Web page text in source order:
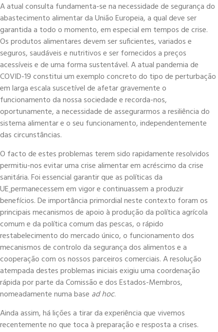
A atual consulta fundamenta-se na necessidade de segurança do
abastecimento alimentar da União Europeia, a qual deve ser
garantida a todo o momento, em especial em tempos de crise.
Os produtos alimentares devem ser suficientes, variados e
seguros, saudáveis e nutritivos e ser fornecidos a preços
acessíveis e de uma forma sustentável. A atual pandemia de
COVID-19 constitui um exemplo concreto do tipo de perturbação
em larga escala suscetível de afetar gravemente o
funcionamento da nossa sociedade e recorda-nos,
oportunamente, a necessidade de assegurarmos a resiliência do
sistema alimentar e o seu funcionamento, independentemente
das circunstâncias.
O facto de estes problemas terem sido rapidamente resolvidos
permitiu-nos evitar uma crise alimentar em acréscimo da crise
sanitária. Foi essencial garantir que as políticas da
UEpermanecessem em vigor e continuassem a produzir
benefícios. De importância primordial neste contexto foram os
principais mecanismos de apoio à produção da política agrícola
comum e da política comum das pescas, o rápido
restabelecimento do mercado único, o funcionamento dos
mecanismos de controlo da segurança dos alimentos e a
cooperação com os nossos parceiros comerciais. A resolução
atempada destes problemas iniciais exigiu uma coordenação
rápida por parte da Comissão e dos Estados-Membros,
nomeadamente numa base ad hoc.
Ainda assim, há lições a tirar da experiência que vivemos
recentemente no que toca à preparação e resposta a crises.